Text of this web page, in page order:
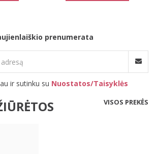
prenumerata
ir sutinku su Nuostatos/Taisyklės
VISOS PREKĖS